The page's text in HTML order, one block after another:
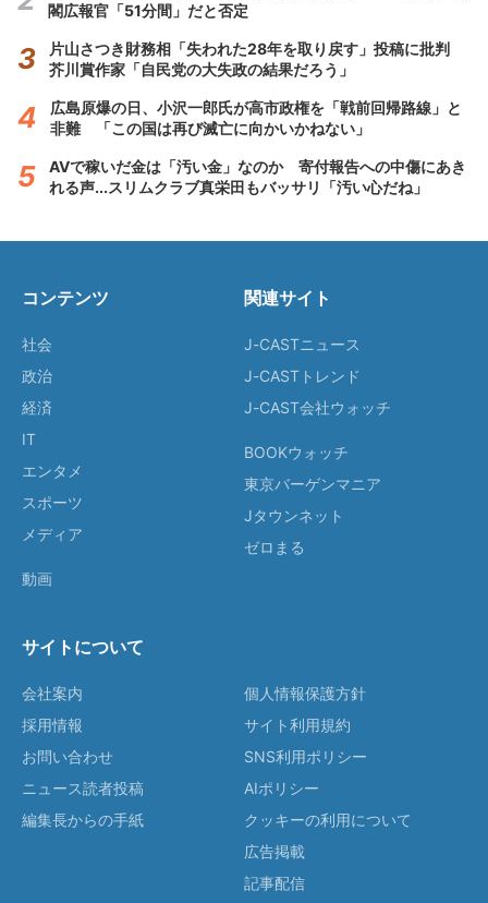
閣広報官「51分間」だと否定
片山さつき財務相「失われた28年を取り戻す」投稿に批判
芥川賞作家「自民党の大失政の結果だろう」
広島原爆の日、小沢一郎氏が高市政権を「戦前回帰路線」と
非難 「この国は再び滅亡に向かいかねない」
AVで稼いだ金は「汚い金」なのか 寄付報告への中傷にあき
れる声...スリムクラブ真栄田もバッサリ「汚い心だね」
コンテンツ
社会
政治
経済
IT
エンタメ
スポーツ
メディア
動画
関連サイト
J-CASTニュース
J-CASTトレンド
J-CAST会社ウォッチ
BOOKウォッチ
東京バーゲンマニア
Jタウンネット
ゼロまる
サイトについて
会社案内
採用情報
お問い合わせ
ニュース読者投稿
編集長からの手紙
個人情報保護方針
サイト利用規約
SNS利用ポリシー
AIポリシー
クッキーの利用について
広告掲載
記事配信